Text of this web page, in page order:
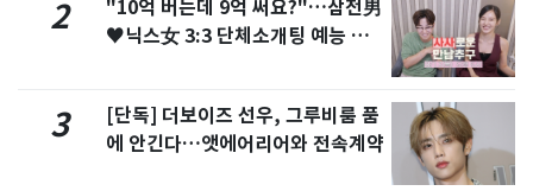
2
"10억 버는데 9억 써요?"…삼전男
♥닉스女 3:3 단체소개팅 예능 화
3
[단독] 더보이즈 선우, 그루비룸 품
에 안긴다…앳에어리어와 전속계약